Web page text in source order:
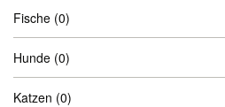
Fische (0)
Hunde (0)
Katzen (0)